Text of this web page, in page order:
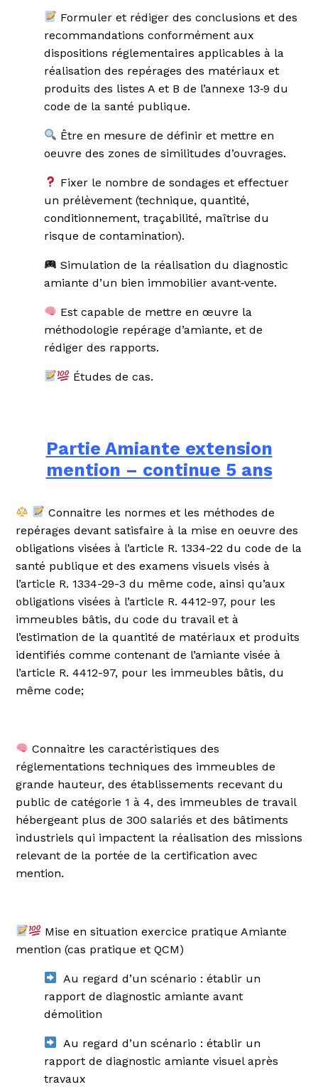
Formuler et rédiger des conclusions et des
recommandations conformément aux
dispositions réglementaires applicables à la
réalisation des repérages des matériaux et
produits des listes A et B de l’annexe 13‐9 du
code de la santé publique.
Être en mesure de définir et mettre en
oeuvre des zones de similitudes d’ouvrages.
Fixer le nombre de sondages et effectuer
un prélèvement (technique, quantité,
conditionnement, traçabilité, maîtrise du
risque de contamination).
Simulation de la réalisation du diagnostic
amiante d’un bien immobilier avant‐vente.
Est capable de mettre en œuvre la
méthodologie repérage d’amiante, et de
rédiger des rapports.
Études de cas.
Partie Amiante extension
mention – continue 5 ans
Connaitre les normes et les méthodes de
repérages devant satisfaire à la mise en oeuvre des
obligations visées à l’article R. 1334-22 du code de la
santé publique et des examens visuels visés à
l’article R. 1334-29-3 du même code, ainsi qu’aux
obligations visées à l’article R. 4412-97, pour les
immeubles bâtis, du code du travail et à
l’estimation de la quantité de matériaux et produits
identifiés comme contenant de l’amiante visée à
l’article R. 4412-97, pour les immeubles bâtis, du
même code;
Connaitre les caractéristiques des
réglementations techniques des immeubles de
grande hauteur, des établissements recevant du
public de catégorie 1 à 4, des immeubles de travail
hébergeant plus de 300 salariés et des bâtiments
industriels qui impactent la réalisation des missions
relevant de la portée de la certification avec
mention.
Mise en situation exercice pratique Amiante
mention (cas pratique et QCM)
Au regard d’un scénario : établir un
rapport de diagnostic amiante avant
démolition
Au regard d’un scénario : établir un
rapport de diagnostic amiante visuel après
travaux